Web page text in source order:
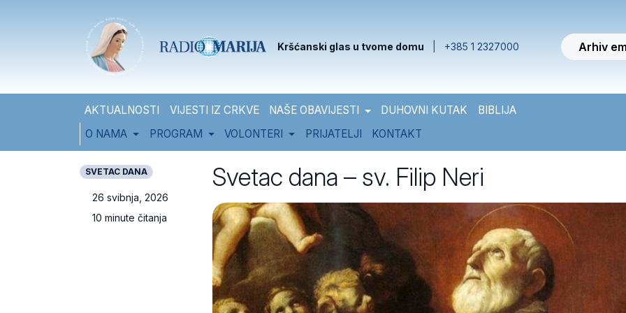
Kršćanski glas u tvome domu +385 1 2327000 Arhiv
AKTUALNOSTI VIJESTI IZ CRKVE NAŠE OBAVIJESTI DUHOVNI KUTAK
BIBLIJA
O NAMA
PROGRAM VOLONTERI PRIJATELJI KONTAKT
SVETAC DANA
26 svibnja, 2026
10 minute čitanja
Svetac dana – sv. Filip Neri